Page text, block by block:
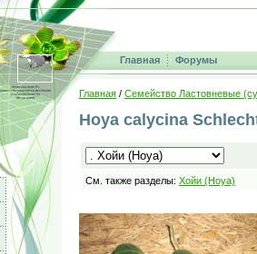
Главная Форумы
Главная / Семейство Ластовневые
Hoya calycina
См. также разделы: Хойи (Hoya)